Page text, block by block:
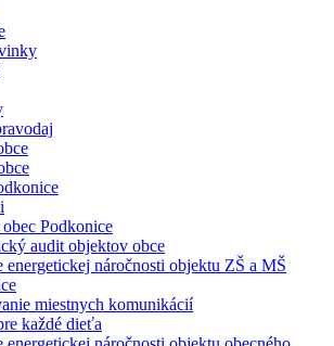
Podkonice
audit objektov obce
energetickej náročnosti objektu ZŠ a MŠ
miestnych komunikácií
každé dieťa